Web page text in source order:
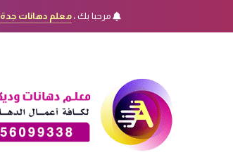
مرحبا بك ،معلم دهانات جدة